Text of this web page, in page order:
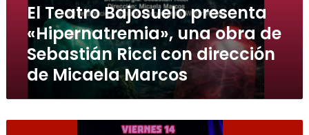
El Teatro Bajosuelo presenta
«Hipernatremia», una obra de
Sebastián Ricci con dirección
de Micaela Marcos